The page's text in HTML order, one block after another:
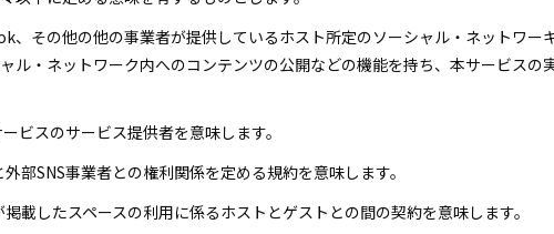
、その他の他の事業者が提供しているホスト所定のソーシャル・ネットワー
ル・ネットワーク内へのコンテンツの公開などの機能を持ち、本サービスの
ビスのサービス提供者を意味します。
部SNS事業者との権利関係を定める規約を意味します。
載したスペースの利用に係るホストとゲストとの間の契約を意味します。